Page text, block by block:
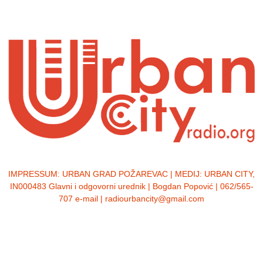
IMPRESSUM: URBAN GRAD POŽAREVAC | MEDIJ: URBAN CITY,
IN000483 Glavni i odgovorni urednik | Bogdan Popović | 062/565-
707 e-mail | radiourbancity@gmail.com